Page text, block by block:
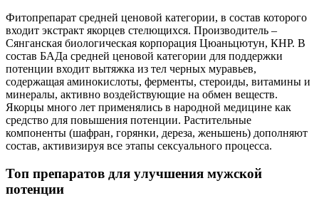
Фитопрепарат средней ценовой категории, в состав которого
входит экстракт якорцев стелющихся. Производитель –
Сянганская биологическая корпорация Цюаньцютун, КНР. В
состав БАДа средней ценовой категории для поддержки
потенции входит вытяжка из тел черных муравьев,
содержащая аминокислоты, ферменты, стероиды, витамины и
минералы, активно воздействующие на обмен веществ.
Якорцы много лет применялись в народной медицине как
средство для повышения потенции. Растительные
компоненты (шафран, горянки, дереза, женьшень) дополняют
состав, активизируя все этапы сексуального процесса.
Топ препаратов для улучшения мужской
потенции